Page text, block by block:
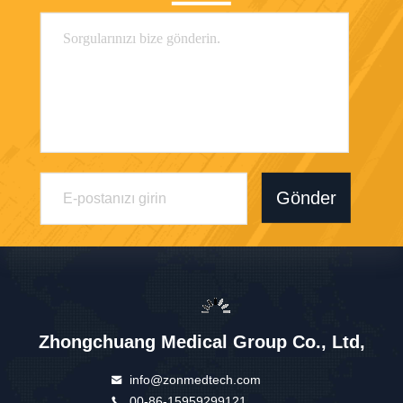
Gönder
Zhongchuang Medical Group Co., Ltd,
info@zonmedtech.com